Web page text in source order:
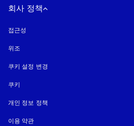
회사 정책
접근성
위조
쿠키 설정 변경
쿠키
개인 정보 정책
이용 약관